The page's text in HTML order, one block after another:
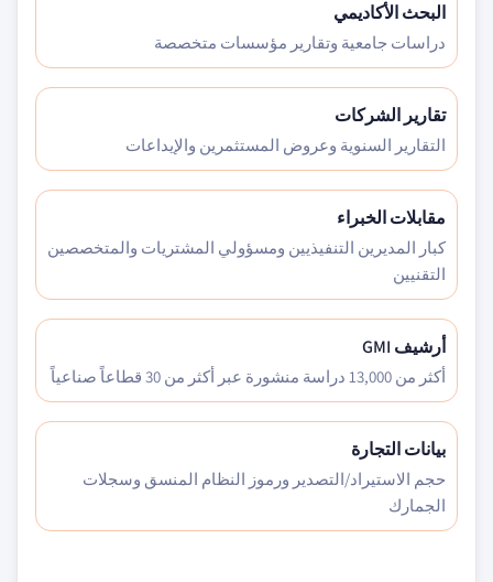
البحث الأكاديمي
دراسات جامعية وتقارير مؤسسات متخصصة
تقارير الشركات
التقارير السنوية وعروض المستثمرين والإيداعات
مقابلات الخبراء
كبار المديرين التنفيذيين ومسؤولي المشتريات والمتخصصين
التقنيين
أرشيف GMI
أكثر من 13,000 دراسة منشورة عبر أكثر من 30 قطاعاً صناعياً
بيانات التجارة
حجم الاستيراد/التصدير ورموز النظام المنسق وسجلات
الجمارك